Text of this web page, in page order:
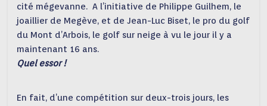
cité mégevanne. A l’initiative de Philippe Guilhem, le
joaillier de Megève, et de Jean-Luc Biset, le pro du golf
du Mont d’Arbois, le golf sur neige à vu le jour il y a
maintenant 16 ans.
Quel essor !
En fait, d’une compétition sur deux-trois jours, les